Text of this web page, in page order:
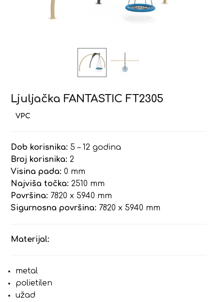
Ljuljačka FANTASTIC FT2305
Dob korisnika: 5 – 12 godina
Broj korisnika: 2
Visina pada: 0 mm
Najviša točka: 2510 mm
Površina: 7820 x 5940 mm
Sigurnosna površina: 7820 x 5940 mm
Materijal:
metal
polietilen
užad